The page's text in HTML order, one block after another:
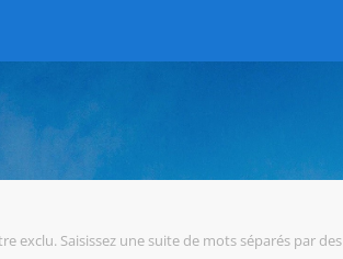
exclu. Saisissez une suite de mots séparés par des